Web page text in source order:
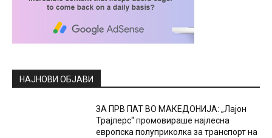
НАЈНОВИ ОБЈАВИ
ЗА ПРВ ПАТ ВО МАКЕДОНИЈА: „Лајон
Трајлерс“ промовираше најлесна
европска полуприколка за транспорт на